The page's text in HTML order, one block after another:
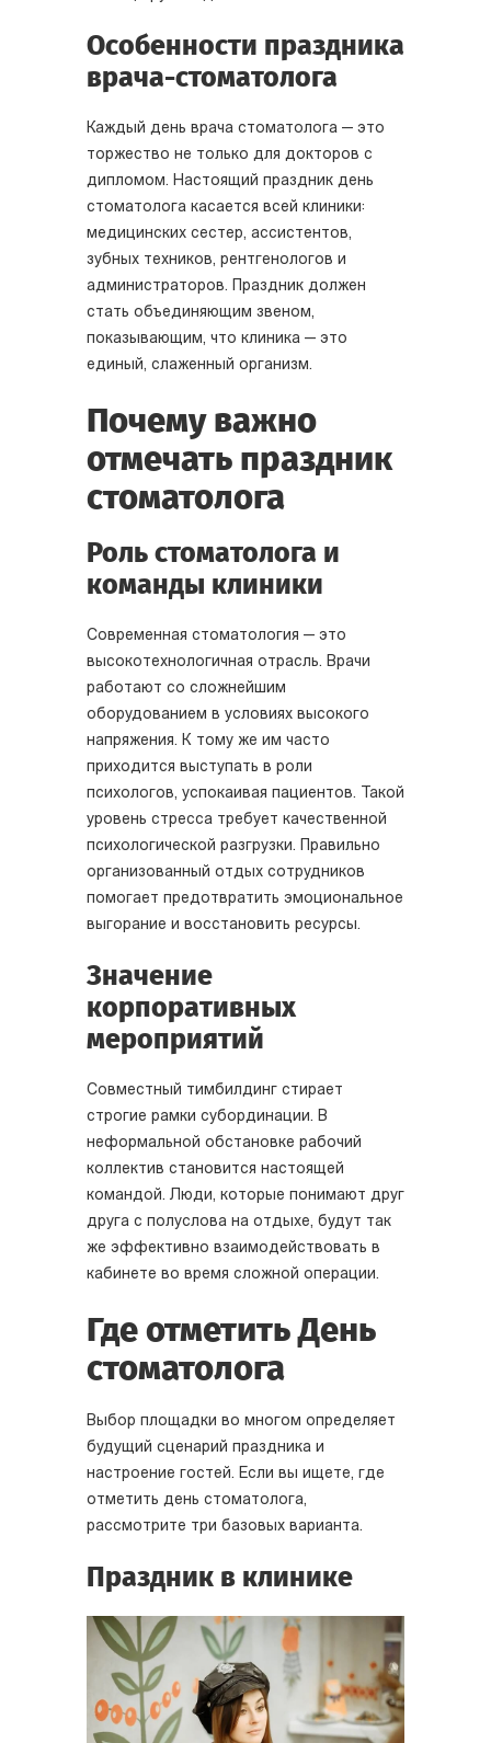
Особенности праздника
врача-стоматолога
Каждый день врача стоматолога — это
торжество не только для докторов с
дипломом. Настоящий праздник день
стоматолога касается всей клиники:
медицинских сестер, ассистентов,
зубных техников, рентгенологов и
администраторов. Праздник должен
стать объединяющим звеном,
показывающим, что клиника — это
единый, слаженный организм.
Почему важно
отмечать праздник
стоматолога
Роль стоматолога и
команды клиники
Современная стоматология — это
высокотехнологичная отрасль. Врачи
работают со сложнейшим
оборудованием в условиях высокого
напряжения. К тому же им часто
приходится выступать в роли
психологов, успокаивая пациентов. Такой
уровень стресса требует качественной
психологической разгрузки. Правильно
организованный отдых сотрудников
помогает предотвратить эмоциональное
выгорание и восстановить ресурсы.
Значение
корпоративных
мероприятий
Совместный тимбилдинг стирает
строгие рамки субординации. В
неформальной обстановке рабочий
коллектив становится настоящей
командой. Люди, которые понимают друг
друга с полуслова на отдыхе, будут так
же эффективно взаимодействовать в
кабинете во время сложной операции.
Где отметить День
стоматолога
Выбор площадки во многом определяет
будущий сценарий праздника и
настроение гостей. Если вы ищете, где
отметить день стоматолога,
рассмотрите три базовых варианта.
Праздник в клинике